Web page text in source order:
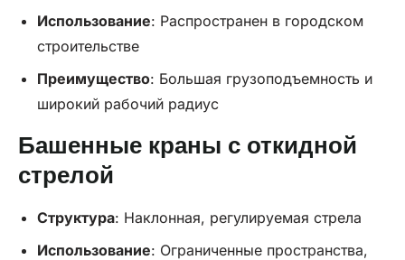
Использование: Распространен в городском
строительстве
Преимущество: Большая грузоподъемность и
широкий рабочий радиус
Башенные краны с откидной
стрелой
Структура: Наклонная, регулируемая стрела
Использование: Ограниченные пространства,